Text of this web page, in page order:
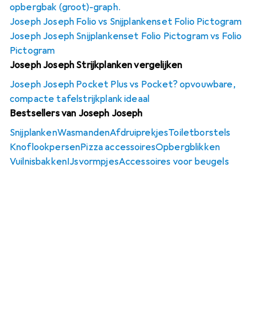
opbergbak (groot)-graph.
Joseph Joseph Folio vs Snijplankenset Folio Pictogram
Joseph Joseph Snijplankenset Folio Pictogram vs Folio
Pictogram
Joseph Joseph Strijkplanken vergelijken
Joseph Joseph Pocket Plus vs Pocket? opvouwbare,
compacte tafelstrijkplank ideaal
Bestsellers van Joseph Joseph
SnijplankenWasmandenAfdruiprekjesToiletborstels
KnoflookpersenPizza accessoiresOpbergblikken
VuilnisbakkenIJsvormpjesAccessoires voor beugels